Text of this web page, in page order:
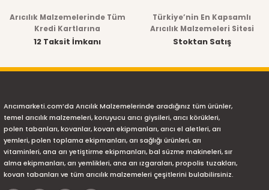
Arıcılık Malzemelerinde Tüm
Kredi Kartlarına
12 Taksit İmkanı
Türkiye’nin En Kapsamlı
Arıcılık Malzemeleri Sitesi
Stoktan Satış
Arıcımarketi.com’da Arıcılık Malzemelerinde aradığınız tüm ürünler,
temel arıcılık malzemeleri, koruyucu arıcı giysileri, arıcı körükleri,
polen tabanları, kovanlar, kovan ekipmanları, arıcı el aletleri, arı
yemleri, polen toplama ekipmanları, arı sağlığı ürünleri, arı
vitaminleri, ana arı yetiştirme ekipmanları, bal süzme makineleri, sır
alma ekipmanları, arı yemlikleri, ana arı ızgaraları, propolis tuzakları,
kovan tabanları ve tüm arıcılık malzemeleri çeşitlerini bulabilirsiniz.